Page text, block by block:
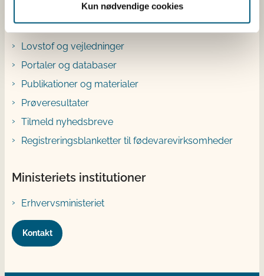
Kun nødvendige cookies
Genveje
Lovstof og vejledninger
Portaler og databaser
Publikationer og materialer
Prøveresultater
Tilmeld nyhedsbreve
Registreringsblanketter til fødevarevirksomheder
Ministeriets institutioner
Erhvervsministeriet
Kontakt